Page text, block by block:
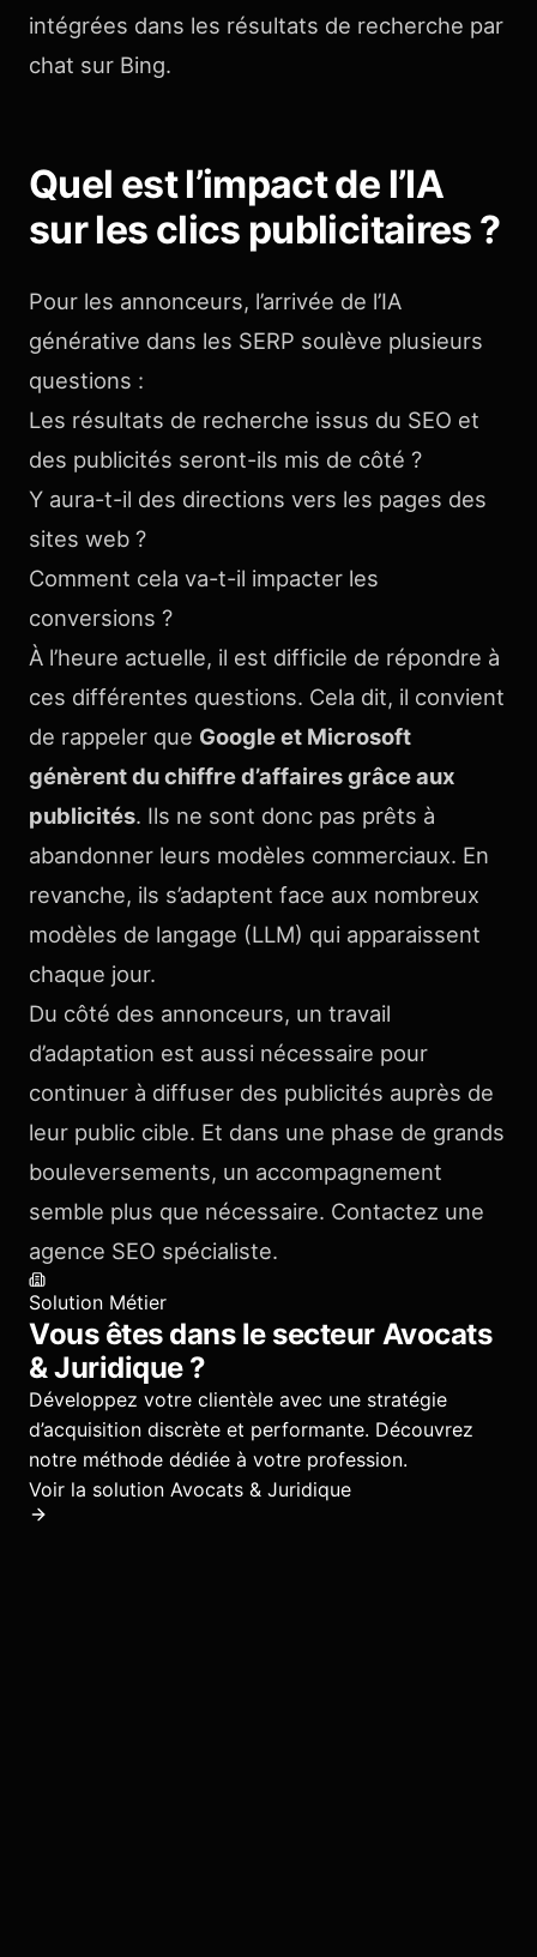
intégrées dans les résultats de recherche par
chat sur Bing.
Quel est l’impact de l’IA
sur les clics publicitaires ?
Pour les annonceurs, l’arrivée de l’IA
générative dans les SERP soulève plusieurs
questions :
Les résultats de recherche issus du SEO et
des publicités seront-ils mis de côté ?
Y aura-t-il des directions vers les pages des
sites web ?
Comment cela va-t-il impacter les
conversions ?
À l’heure actuelle, il est difficile de répondre à
ces différentes questions. Cela dit, il convient
de rappeler que Google et Microsoft
génèrent du chiffre d’affaires grâce aux
publicités. Ils ne sont donc pas prêts à
abandonner leurs modèles commerciaux. En
revanche, ils s’adaptent face aux nombreux
modèles de langage (LLM) qui apparaissent
chaque jour.
Du côté des annonceurs, un travail
d’adaptation est aussi nécessaire pour
continuer à diffuser des publicités auprès de
leur public cible. Et dans une phase de grands
bouleversements, un accompagnement
semble plus que nécessaire. Contactez une
agence SEO spécialiste.
Solution Métier
Vous êtes dans le secteur Avocats
& Juridique?
Développez votre clientèle avec une stratégie
d’acquisition discrète et performante. Découvrez
notre méthode dédiée à votre profession.
Voir la solution Avocats & Juridique